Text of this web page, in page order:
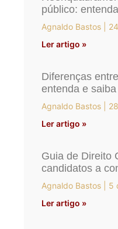
público:
Agnaldo Bastos
Ler artigo »
Diferenças
entenda e
Agnaldo Bastos
Ler artigo »
Guia de Direito
candidatos a
Agnaldo Bastos
5
Ler artigo »